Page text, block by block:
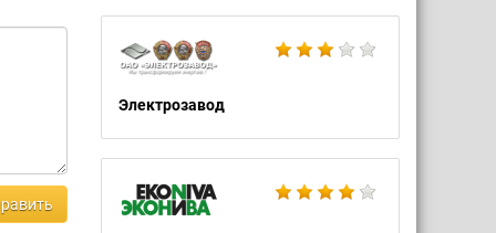
Электрозавод